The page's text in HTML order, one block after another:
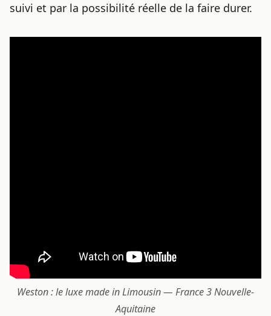
suivi et par la possibilité réelle de la faire durer.
Weston : le luxe made in Limousin — France 3 Nouvelle-
Aquitaine